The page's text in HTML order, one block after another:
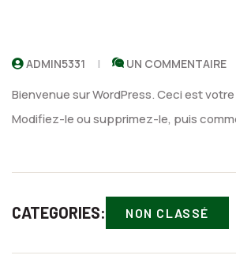
ADMIN5331 UN COMMENTAIRE
Bienvenue sur WordPress. Ceci est
Modifiez-le ou supprimez-le, puis
CATEGORIES: NON CLASSÉ